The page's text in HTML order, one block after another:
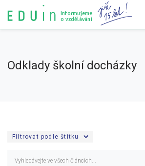
Informujeme
o vzdělávání
Všechny články
Audit vzdělávacího systému
Všechny analýzy
Odklady školní docházky
Filtrovat podle štítku